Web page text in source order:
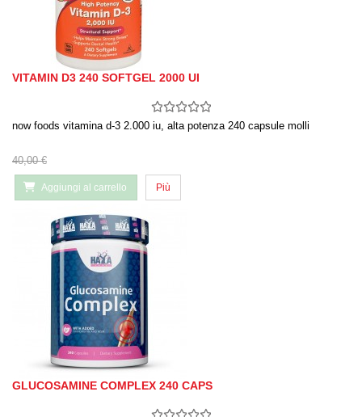
VITAMIN D3 240 SOFTGEL 2000 UI
now foods vitamina d-3 2.000 iu, alta potenza 240 capsule molli
40,00 €
Aggiungi al carrello Più
GLUCOSAMINE COMPLEX 240 CAPS